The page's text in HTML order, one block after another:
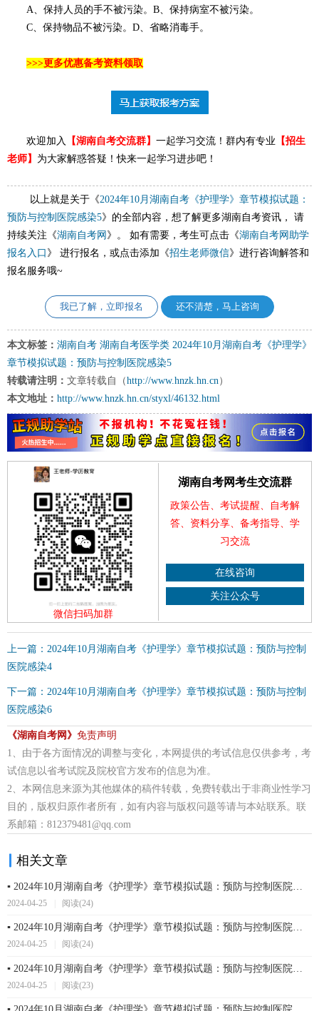
A、保持人员的手不被污染。B、保持病室不被污染。
C、保持物品不被污染。D、省略消毒手。
>>>更多优惠备考资料领取
欢迎加入 【湖南自考交流群】一起学习交流！群内有专业 【招生
老师】 为大家解惑答疑！快来一起学习进步吧！
以上就是关于《2024年10月湖南自考《护理学》章节模拟试题：
预防与控制医院感染5》的全部内容，想了解更多湖南自考资讯， 请
持续关注《湖南自考网 》。 如有需要，考生可点击《湖南自考网助学
报名入口 》 进行报名，或点击添加《招生老师微信》进行咨询解答和
报名服务哦~
我已了解，立即报名 还不清楚，马上咨询
本文标签： 湖南自考 湖南自考医学类 2024年10月湖南自考《护理学》
章节模拟试题：预防与控制医院感染5
转载请注明： 文章转载自（http://www.hnzk.hn.cn）
本文地址： http://www.hnzk.hn.cn/styxl/46132.html
微信扫码加群
湖南自考网考生交流群
政策公告、考试提醒、自考解
答、资料分享、备考指导、学
习交流
在线咨询
关注公众号
上一篇：2024年10月湖南自考《护理学》章节模拟试题：预防与控制
医院感染4
下一篇：2024年10月湖南自考《护理学》章节模拟试题：预防与控制
医院感染6
《湖南自考网》 免责声明
1、由于各方面情况的调整与变化，本网提供的考试信息仅供参考，考
试信息以省考试院及院校官方发布的信息为准。
2、本网信息来源为其他媒体的稿件转载，免费转载出于非商业性学习
目的，版权归原作者所有，如有内容与版权问题等请与本站联系。联
系邮箱：812379481@qq.com
相关文章
2024-04-25 阅读(24)
▪ 2024年10月湖南自考《护理学》章节模拟试题：预防与控制医院感染6
2024-04-25 阅读(24)
2024-04-25 阅读(23)